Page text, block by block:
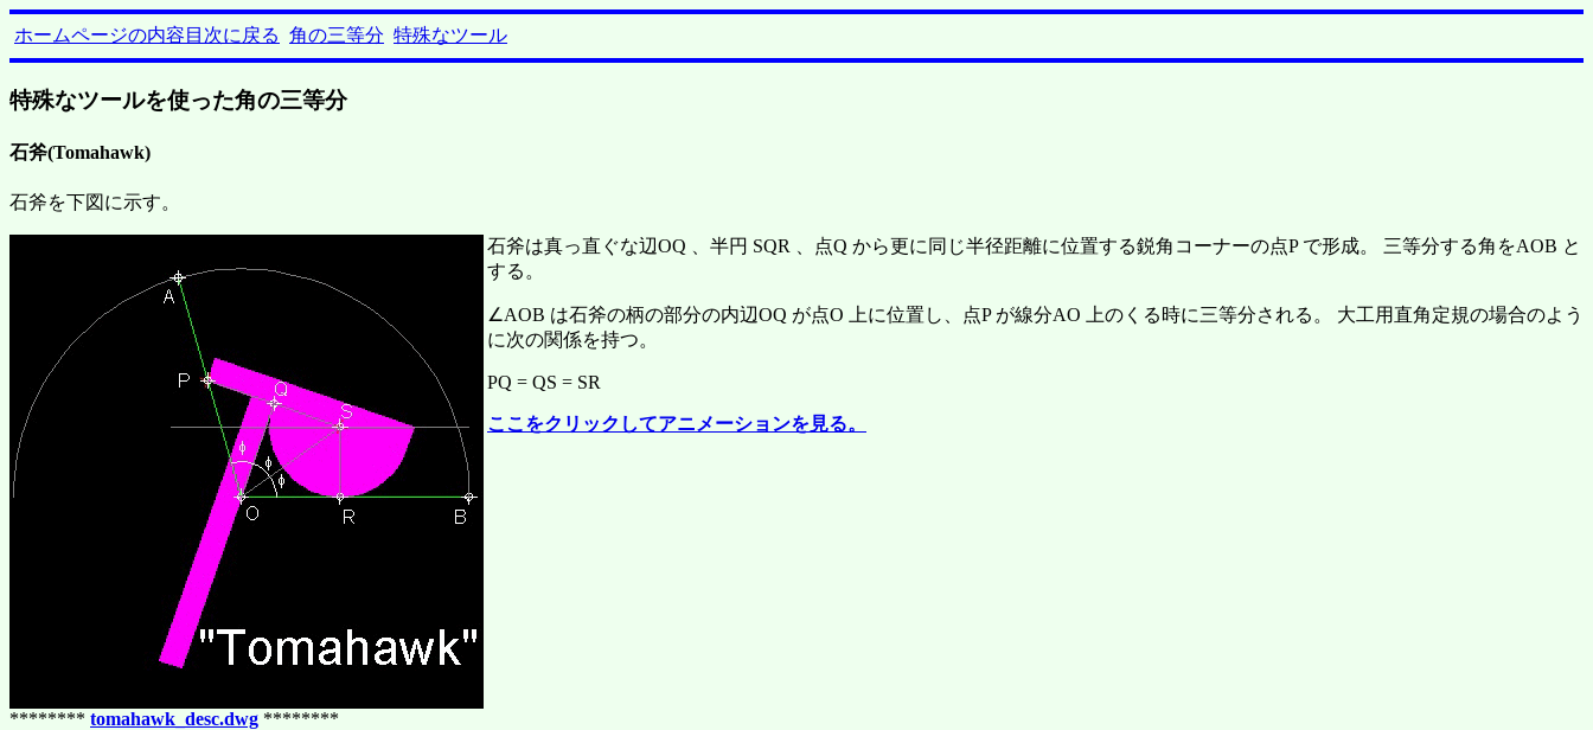
ホームページの内容目次に戻る 角の三等分 特殊なツール
特殊なツールを使った角の三等分
石斧(Tomahawk)
石斧を下図に示す。
石斧は真っ直ぐな辺OQ 、半円 SQR 、点Q から更に同じ半径距離に位置する鋭角コーナーの点P で形成。 三等分する角をAOB と
する。
∠AOB は石斧の柄の部分の内辺OQ が点O 上に位置し、点P が線分AO 上のくる時に三等分される。 大工用直角定規の場合のよう
に次の関係を持つ。
PQ = QS = SR
ここをクリックしてアニメーションを見る。
******** tomahawk_desc.dwg ********